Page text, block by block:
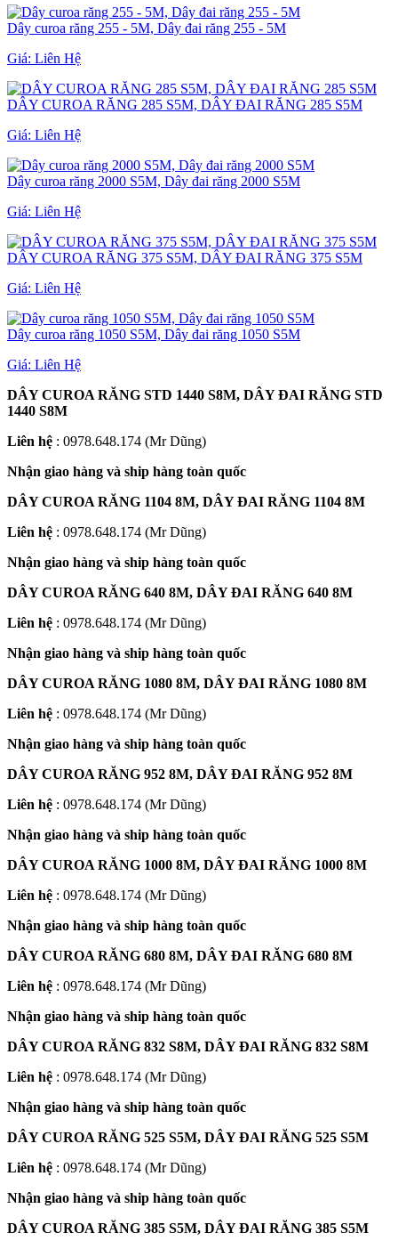
Dây curoa răng 255 - 5M, Dây đai răng 255 - 5M
Giá: Liên Hệ
DÂY CUROA RĂNG 285 S5M, DÂY ĐAI RĂNG 285 S5M
Giá: Liên Hệ
Dây curoa răng 2000 S5M, Dây đai răng 2000 S5M
Giá: Liên Hệ
DÂY CUROA RĂNG 375 S5M, DÂY ĐAI RĂNG 375 S5M
Giá: Liên Hệ
Dây curoa răng 1050 S5M, Dây đai răng 1050 S5M
Giá: Liên Hệ
DÂY CUROA RĂNG STD 1440 S8M, DÂY ĐAI RĂNG STD
1440 S8M
Liên hệ : 0978.648.174 (Mr Dũng)
Nhận giao hàng và ship hàng toàn quốc
DÂY CUROA RĂNG 1104 8M, DÂY ĐAI RĂNG 1104 8M
Liên hệ : 0978.648.174 (Mr Dũng)
Nhận giao hàng và ship hàng toàn quốc
DÂY CUROA RĂNG 640 8M, DÂY ĐAI RĂNG 640 8M
Liên hệ : 0978.648.174 (Mr Dũng)
Nhận giao hàng và ship hàng toàn quốc
DÂY CUROA RĂNG 1080 8M, DÂY ĐAI RĂNG 1080 8M
Liên hệ : 0978.648.174 (Mr Dũng)
Nhận giao hàng và ship hàng toàn quốc
DÂY CUROA RĂNG 952 8M, DÂY ĐAI RĂNG 952 8M
Liên hệ : 0978.648.174 (Mr Dũng)
Nhận giao hàng và ship hàng toàn quốc
DÂY CUROA RĂNG 1000 8M, DÂY ĐAI RĂNG 1000 8M
Liên hệ : 0978.648.174 (Mr Dũng)
Nhận giao hàng và ship hàng toàn quốc
DÂY CUROA RĂNG 680 8M, DÂY ĐAI RĂNG 680 8M
Liên hệ : 0978.648.174 (Mr Dũng)
Nhận giao hàng và ship hàng toàn quốc
DÂY CUROA RĂNG 832 S8M, DÂY ĐAI RĂNG 832 S8M
Liên hệ : 0978.648.174 (Mr Dũng)
Nhận giao hàng và ship hàng toàn quốc
DÂY CUROA RĂNG 525 S5M, DÂY ĐAI RĂNG 525 S5M
Liên hệ : 0978.648.174 (Mr Dũng)
Nhận giao hàng và ship hàng toàn quốc
DÂY CUROA RĂNG 385 S5M, DÂY ĐAI RĂNG 385 S5M